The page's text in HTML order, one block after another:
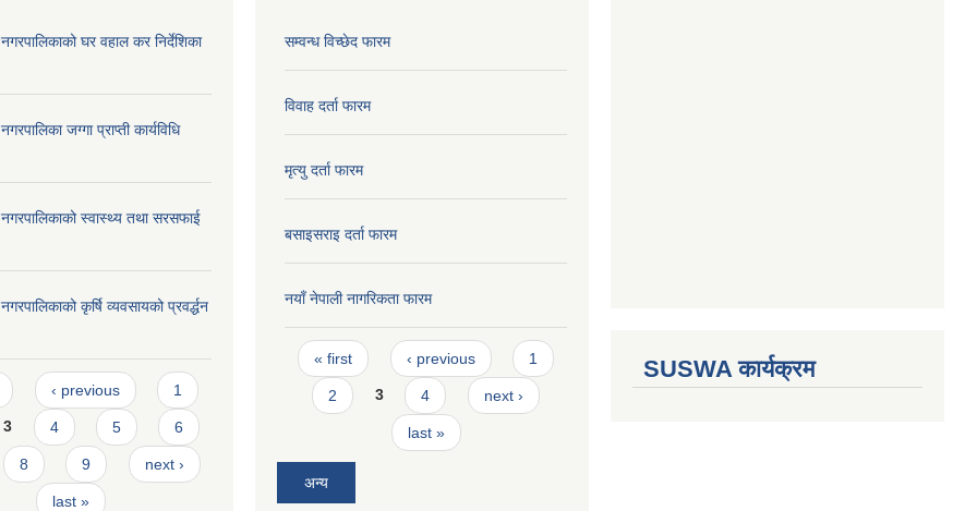
नगरपालिकाको घर वहाल कर निर्देशिका
जग्गा प्राप्ती कार्यविधि
नगरपालिकाको स्वास्थ्य तथा सरसफाई
कृर्षि व्यवसायको प्रवर्द्धन
‹ previous 1
3 4 5 6
8 9 next ›
last »
सम्वन्ध विच्छेद फारम
विवाह दर्ता फारम
मृत्यु दर्ता फारम
बसाइसराइ दर्ता फारम
नयाँ नेपाली नागरिकता फारम
Pages
« first ‹ previous 1
2 3 4 next ›
last »
अन्य
SUSWA कार्यक्रम